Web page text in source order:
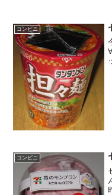
コンビニ
コンビニ